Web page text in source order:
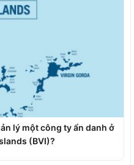
lý một công ty ẩn danh ở
(BVI)?